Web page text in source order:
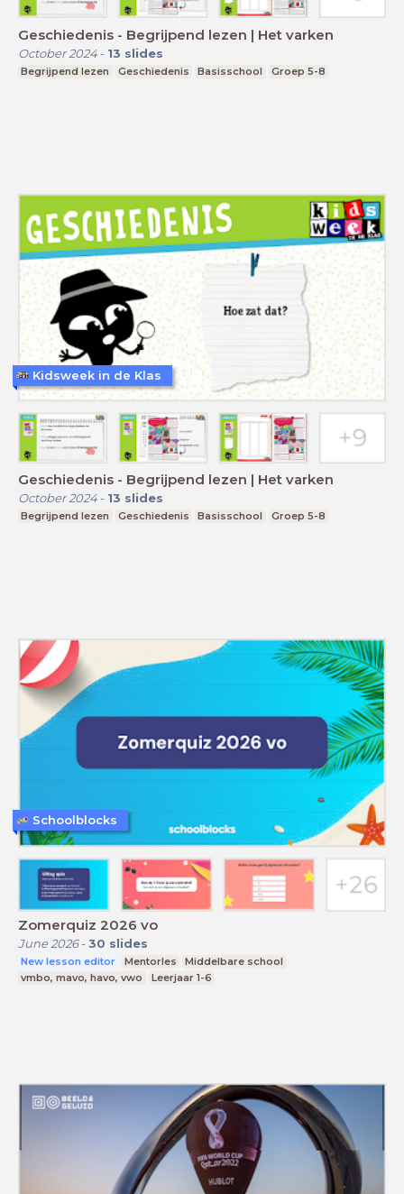
Geschiedenis - Begrijpend lezen | Het varken
October 2024- 13 slides
Begrijpend lezen Geschiedenis Basisschool Groep 5-8
Geschiedenis - Begrijpend lezen | Het varken
October 2024- 13 slides
Begrijpend lezen Geschiedenis Basisschool Groep 5-8
Kidsweek in de Klas
Zomerquiz 2026 vo
June 2026- 30 slides
New lesson editor Mentorles
Middelbare school
vmbo, mavo, havo, vwo
Leerjaar 1-6
Schoolblocks